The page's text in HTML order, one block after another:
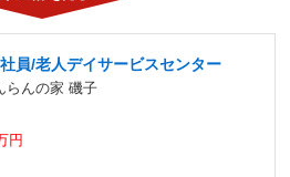
員/老人デイサービスセンター
らんの家 磯子
円